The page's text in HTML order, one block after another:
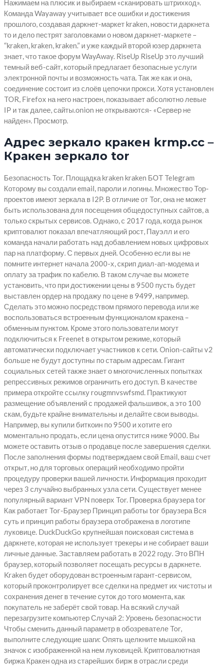
Нажимаем на плюсик и выбираем «сканировать штрихкод».
Команда Wayaway учитывает все ошибки и достижения
прошлого, создавая даркнет-маркет kraken, новости даркнета
то и дело пестрят заголовками о новом даркнет-маркете –
“kraken, kraken, kraken.” и уже каждый второй юзер даркнета
знает, что такое форум WayAway. RiseUp RiseUp это лучший
темный веб-сайт, который предлагает безопасные услуги
электронной почты и возможность чата. Так же как и она,
соединение состоит из слоёв цепочки прокси. Хотя установлен
TOR, Firefox на него настроен, показывает абсолютно левые
IP и так далее, сайты.onion не открываются- «Сервер не
найден». Просмотр.
Адрес зеркало кракен krmp.cc –
Кракен зеркало tor
Безопасность Tor. Площадка kraken kraken БОТ Telegram
Которому вы создали email, пароли и логины. Множество Тор-
проектов имеют зеркала в I2P. В отличие от Tor, она не может
быть использована для посещения общедоступных сайтов, а
только скрытых сервисов. Однако, с 2017 года, когда рынок
криптовалют показал впечатляющий рост, Пауэлл и его
команда начали работать над добавлением новых цифровых
пар на платформу. С первых дней. Особенно если вы не
помните интернет начала 2000-х, скрип диал-ап-модема и
оплату за трафик по кабелю. В таком случае вы можете
установить, что при достижении цены в 9500 пусть будет
выставлен ордер на продажу по цене в 9499, например.
Сделать это можно посредством прямого перевода или же
воспользоваться встроенным функционалом кракена –
обменным пунктом. Кроме этого пользователи могут
подключиться к Freenet в открытом режиме, который
автоматически подключает участников к сети. Onion-сайты v2
больше не будут доступны по старым адресам. Гигант
социальных сетей также знает о многочисленных попытках
репрессивных режимов ограничить его доступ. В качестве
примера откройте ссылку rougmnvswfsmd. Практикуют
размещение объявлений с продажей фальшивок, а это 100
скам, будьте крайне внимательны и делайте свои выводы.
Например, вы купили биткоин по 9500 и хотите его
моментально продать, если цена опустится ниже 9000. Вы
можете оставить отзыв о продавце после завершения сделки.
После заполнения формы подтверждаем свой Email, ваш счет
открыт, но для торговых операций необходимо пройти
процедуру проверки вашей личности. Информация проходит
через 3 случайно выбранных узла сети. Существует менее
популярный вариант VPN поверх Tor. Проверка браузера tor
Как работает Tor-Браузер Принцип работы tor браузера Вся
суть и принцип работы браузера отображена в логотипе
луковице. DuckDuckGo крупнейшая поисковая система в
даркнете, которая не использует трекеры и не собирает ваши
личные данные. Заставляем работать в 2022 году. Это ВПН
браузер, который позволяет посещать ресурсы в даркнете.
Kraken будет оборудован встроенным гарант-сервисом,
который проконтролирует все сделки на предмет их чистоты и
сохранения денег в течение суток до того момента, как
покупатель не заберёт свой товар. На всякий случай
перезагрузите компьютер Случай 2: Уровень безопасности
Чтобы сменить данный параметр в обозревателе Tor,
выполните следующие шаги: Опять щелкните мышкой на
значок с изображенной на нем луковицей. Криптовалютная
биржа Кракен одна из старейших бирж в отрасли среди